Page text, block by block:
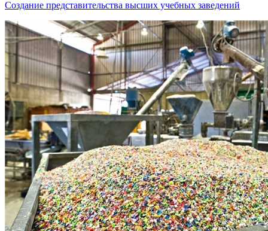
Создание представительства высших учебных заведений